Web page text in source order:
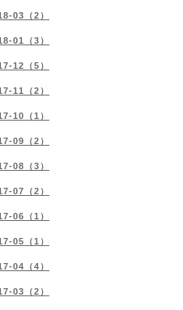
03（2）
01（3）
12（5）
11（2）
10（1）
09（2）
08（3）
07（2）
06（1）
05（1）
04（4）
03（2）